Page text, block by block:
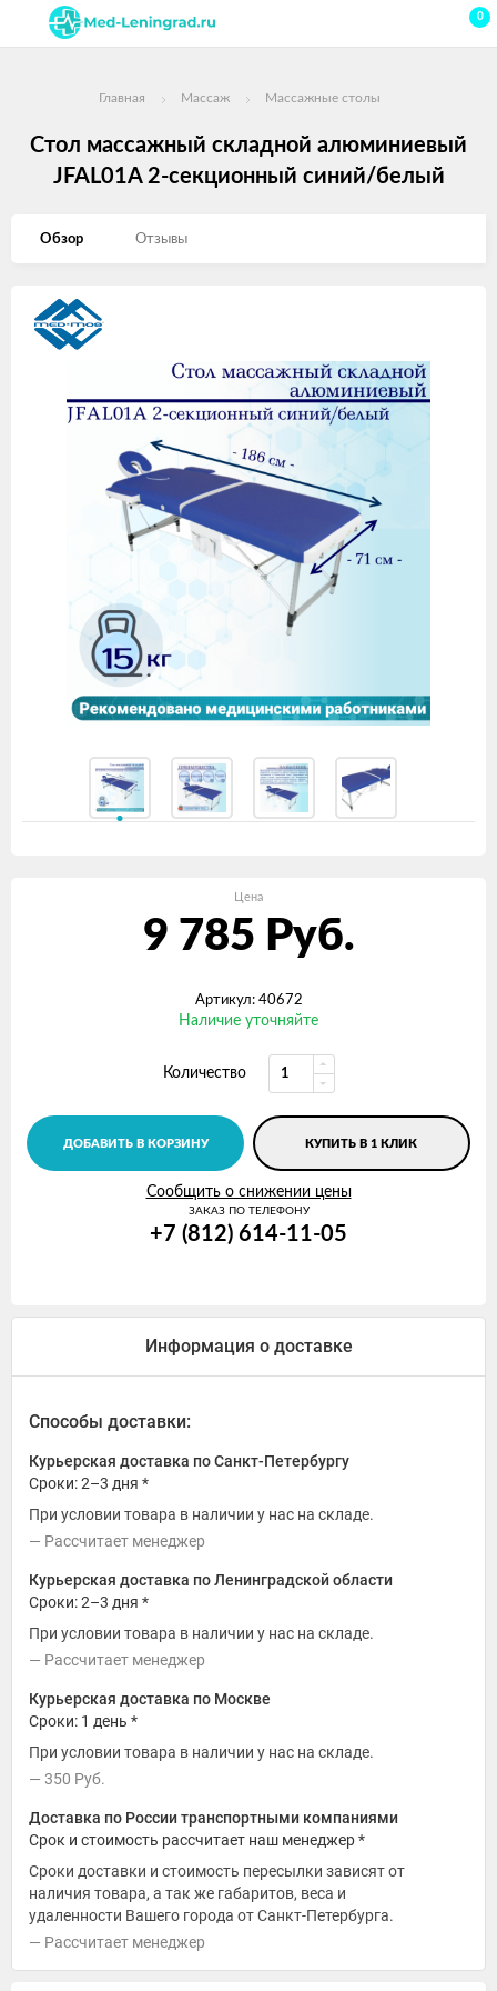
0
Главная Массаж Массажные столы
Стол массажный складной алюминиевый
JFAL01A 2-секционный синий/белый
Обзор Отзывы
Изображения
Цена
9 785 Руб.
Артикул: 40672
Наличие уточняйте
Количество
ДОБАВИТЬ В КОРЗИНУ КУПИТЬ В 1 КЛИК
Сообщить о снижении цены
ЗАКАЗ ПО ТЕЛЕФОНУ
+7 (812) 614-11-05
Информация о доставке
Способы доставки:
Курьерская доставка по Санкт-Петербургу
Сроки: 2–3 дня *
При условии товара в наличии у нас на складе.
Рассчитает менеджер
Курьерская доставка по Ленинградской области
Сроки: 2–3 дня *
При условии товара в наличии у нас на складе.
Рассчитает менеджер
Курьерская доставка по Москве
Сроки: 1 день *
При условии товара в наличии у нас на складе.
350 Руб.
Доставка по России транспортными компаниями
Срок и стоимость рассчитает наш менеджер *
Сроки доставки и стоимость пересылки зависят от
наличия товара, а так же габаритов, веса и
удаленности Вашего города от Санкт-Петербурга.
Рассчитает менеджер